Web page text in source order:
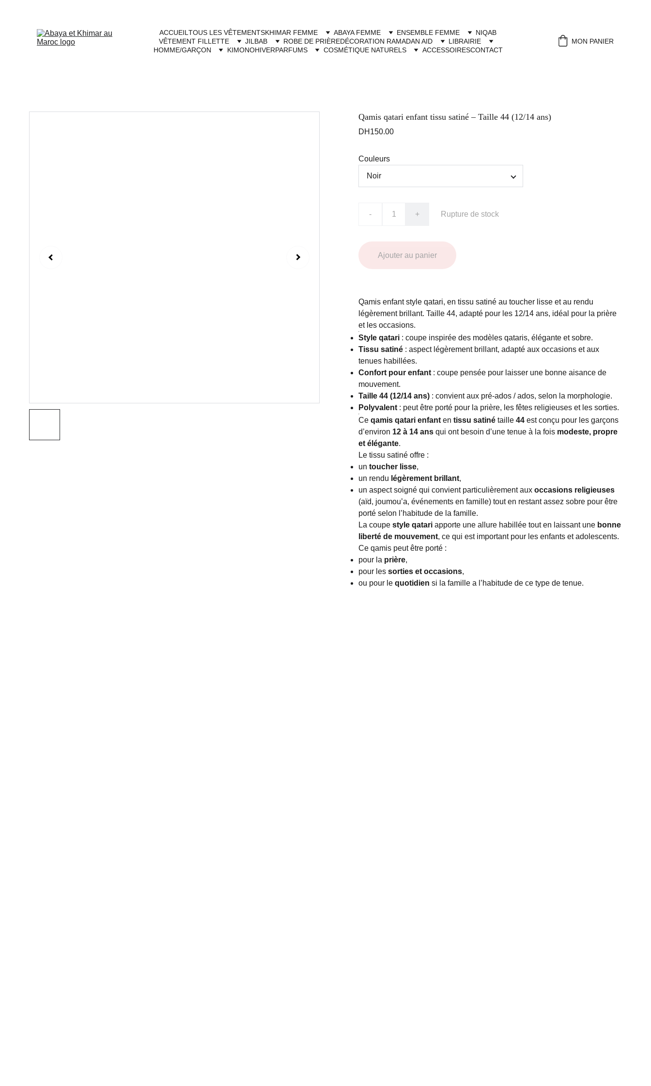
ACCUEIL TOUS LES VÊTEMENTSKHIMAR FEMME ABAYA FEMME ENSEMBLE FEMME
NIQAB
VÊTEMENT FILLETTE
JILBAB ROBE DE PRIÈREDÉCORATION RAMADAN AID
LIBRAIRIE
HOMME/GARÇON
KIMONOHIVERPARFUMS COSMÉTIQUE NATURELS ACCESSOIRESCONTACT
MON PANIER
Qamis qatari enfant tissu satiné – Taille 44 (12/14 ans)
DH150.00
Couleurs
- + Rupture de stock
Ajouter au panier
Qamis enfant style qatari, en tissu satiné au toucher lisse et au rendu
légèrement brillant. Taille 44, adapté pour les 12/14 ans, idéal pour la prière
et les occasions.
Style qatari : coupe inspirée des modèles qataris, élégante et sobre.
Tissu satiné : aspect légèrement brillant, adapté aux occasions et aux
tenues habillées.
Confort pour enfant : coupe pensée pour laisser une bonne aisance de
mouvement.
Taille 44 (12/14 ans) : convient aux pré-ados / ados, selon la morphologie.
Polyvalent : peut être porté pour la prière, les fêtes religieuses et les sorties.
Ce qamis qatari enfant en tissu satiné taille 44 est conçu pour les garçons
d’environ 12 à 14 ans qui ont besoin d’une tenue à la fois modeste, propre
et élégante.
Le tissu satiné offre :
un toucher lisse,
un rendu légèrement brillant,
un aspect soigné qui convient particulièrement aux occasions religieuses
(aïd, joumou’a, événements en famille) tout en restant assez sobre pour être
porté selon l’habitude de la famille.
La coupe style qatari apporte une allure habillée tout en laissant une bonne
liberté de mouvement, ce qui est important pour les enfants et adolescents.
Ce qamis peut être porté :
pour la prière,
pour les sorties et occasions,
ou pour le quotidien si la famille a l’habitude de ce type de tenue.